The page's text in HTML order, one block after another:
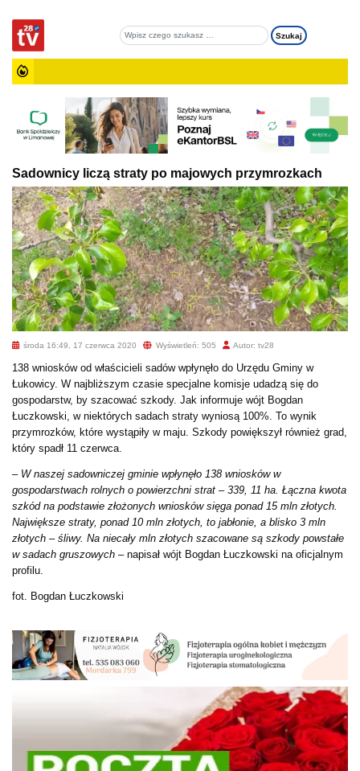
Sadownicy liczą straty po majowych przymrozkach
środa 16:49, 17 czerwca 2020 Wyświetleń: 505 Autor: tv28
138 wniosków od właścicieli sadów wpłynęło do Urzędu Gminy w
Łukowicy. W najbliższym czasie specjalne komisje udadzą się do
gospodarstw, by szacować szkody. Jak informuje wójt Bogdan
Łuczkowski, w niektórych sadach straty wyniosą 100%. To wynik
przymrozków, które wystąpiły w maju. Szkody powiększył również grad,
który spadł 11 czerwca.
– W naszej sadowniczej gminie wpłynęło 138 wniosków w
gospodarstwach rolnych o powierzchni strat – 339, 11 ha. Łączna kwota
szkód na podstawie złożonych wniosków sięga ponad 15 mln złotych.
Największe straty, ponad 10 mln złotych, to jabłonie, a blisko 3 mln
złotych – śliwy. Na niecały mln złotych szacowane są szkody powstałe
w sadach gruszowych – napisał wójt Bogdan Łuczkowski na oficjalnym
profilu.
fot. Bogdan Łuczkowski